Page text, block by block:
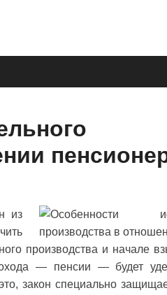
из
производства и начале
— пенсии — будет
закон специально